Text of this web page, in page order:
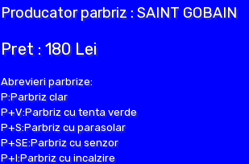
Producator parbriz : SAINT GOBAIN
Pret : 180 Lei
Abrevieri parbrize:
P:Parbriz clar
P+V:Parbriz cu tenta verde
P+S:Parbriz cu parasolar
P+SE:Parbriz cu senzor
P+I:Parbriz cu incalzire